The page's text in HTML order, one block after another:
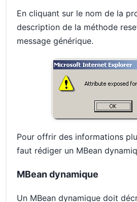
En cliquant sur le nom de la
description de la méthode
message générique.
Pour offrir des informations
faut rédiger un MBean
MBean dynamique
Un MBean dynamique doit